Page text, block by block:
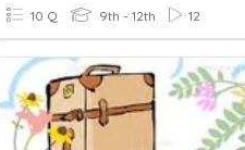
10 Q 9th - 12th 12